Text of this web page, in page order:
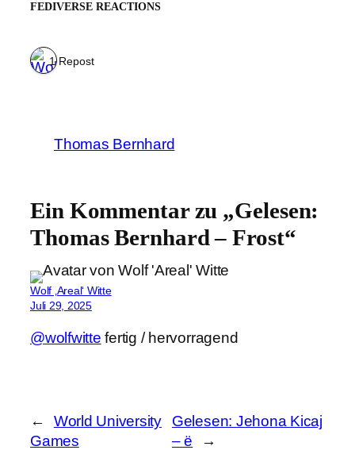
FEDIVERSE REACTIONS
1 Repost
Thomas Bernhard
Ein Kommentar zu „Gelesen:
Thomas Bernhard – Frost“
Wolf ‚Areal‘ Witte
Juli 29, 2025
@wolfwitte fertig / hervorragend
←
World University
Games
Gelesen: Jehona Kicaj
– ë
→